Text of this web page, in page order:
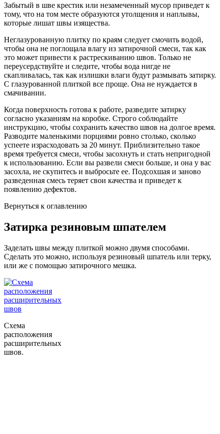
Забытый в шве крестик или незамеченный мусор приведет к
тому, что на том месте образуются утолщения и наплывы,
которые лишат швы изящества.
Неглазурованную плитку по краям следует смочить водой,
чтобы она не поглощала влагу из затирочной смеси, так как
это может привести к растрескиванию швов. Только не
переусердствуйте и следите, чтобы вода нигде не
скапливалась, так как излишки влаги будут размывать затирку.
С глазурованной плиткой все проще. Она не нуждается в
смачивании.
Когда поверхность готова к работе, разведите затирку
согласно указаниям на коробке. Строго соблюдайте
инструкцию, чтобы сохранить качество швов на долгое время.
Разводите маленькими порциями ровно столько, сколько
успеете израсходовать за 20 минут. Приблизительно такое
время требуется смеси, чтобы засохнуть и стать непригодной
к использованию. Если вы развели смеси больше, и она у вас
засохла, не скупитесь и выбросьте ее. Подсохшая и заново
разведенная смесь теряет свои качества и приведет к
появлению дефектов.
Вернуться к оглавлению
Затирка резиновым шпателем
Заделать швы между плиткой можно двумя способами.
Сделать это можно, используя резиновый шпатель или терку,
или же с помощью затирочного мешка.
Схема
расположения
расширительных
швов.